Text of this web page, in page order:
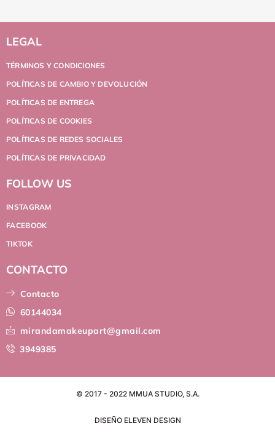
LEGAL
TÉRMINOS Y CONDICIONES
POLÍTICAS DE CAMBIO Y DEVOLUCIÓN
POLÍTICAS DE ENTREGA
POLÍTICAS DE COOKIES
POLÍTICAS DE REDES SOCIALES
POLÍTICAS DE PRIVACIDAD
FOLLOW US
INSTAGRAM
FACEBOOK
TIKTOK
CONTACTO
Contacto
60144034
mirandamakeupart@gmail.com
3949385
© 2017 - 2022 MMUA STUDIO, S.A.
DISEÑO ELEVEN DESIGN